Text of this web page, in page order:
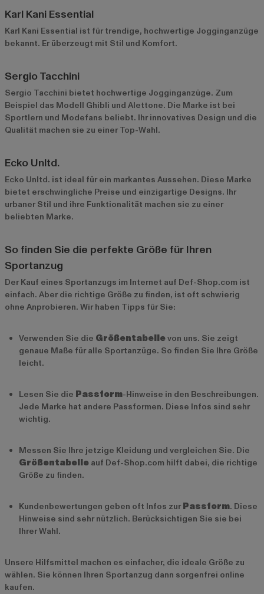
Karl Kani Essential
Karl Kani Essential ist für trendige, hochwertige Jogginganzüge
bekannt. Er überzeugt mit Stil und Komfort.
Sergio Tacchini
Sergio Tacchini bietet hochwertige Jogginganzüge. Zum
Beispiel das Modell Ghibli und Alettone. Die Marke ist bei
Sportlern und Modefans beliebt. Ihr innovatives Design und die
Qualität machen sie zu einer Top-Wahl.
Ecko Unltd.
Ecko Unltd. ist ideal für ein markantes Aussehen. Diese Marke
bietet erschwingliche Preise und einzigartige Designs. Ihr
urbaner Stil und ihre Funktionalität machen sie zu einer
beliebten Marke.
So finden Sie die perfekte Größe für Ihren
Sportanzug
Der Kauf eines Sportanzugs im Internet auf Def-Shop.com ist
einfach. Aber die richtige Größe zu finden, ist oft schwierig
ohne Anprobieren. Wir haben Tipps für Sie:
Verwenden Sie die Größentabellevon uns. Sie zeigt
genaue Maße für alle Sportanzüge. So finden Sie Ihre Größe
leicht.
Lesen Sie die Passform-Hinweise in den Beschreibungen.
Jede Marke hat andere Passformen. Diese Infos sind sehr
wichtig.
Messen Sie Ihre jetzige Kleidung und vergleichen Sie. Die
Größentabelle auf Def-Shop.com hilft dabei, die richtige
Größe zu finden.
Kundenbewertungen geben oft Infos zur Passform. Diese
Hinweise sind sehr nützlich. Berücksichtigen Sie sie bei
Ihrer Wahl.
Unsere Hilfsmittel machen es einfacher, die ideale Größe zu
wählen. Sie können Ihren Sportanzug dann sorgenfrei online
kaufen.